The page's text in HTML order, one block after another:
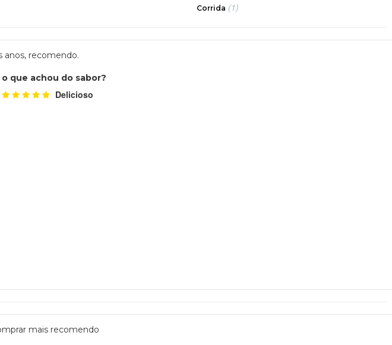
Corrida (1)
anos, recomendo.
o que achou do sabor?
Delicioso
mais recomendo